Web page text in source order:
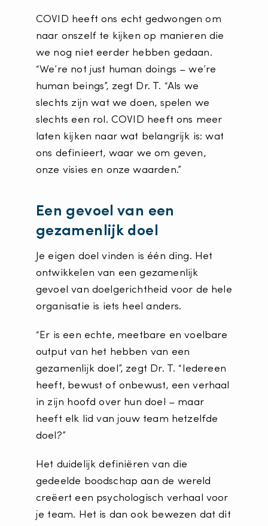
COVID heeft ons echt gedwongen om
naar onszelf te kijken op manieren die
we nog niet eerder hebben gedaan.
“We’re not just human doings – we’re
human beings”, zegt Dr. T. “Als we
slechts zijn wat we doen, spelen we
slechts een rol. COVID heeft ons meer
laten kijken naar wat belangrijk is: wat
ons definieert, waar we om geven,
onze visies en onze waarden.”
Een gevoel van een
gezamenlijk doel
Je eigen doel vinden is één ding. Het
ontwikkelen van een gezamenlijk
gevoel van doelgerichtheid voor de hele
organisatie is iets heel anders.
“Er is een echte, meetbare en voelbare
output van het hebben van een
gezamenlijk doel”, zegt Dr. T. “Iedereen
heeft, bewust of onbewust, een verhaal
in zijn hoofd over hun doel – maar
heeft elk lid van jouw team hetzelfde
doel?”
Het duidelijk definiëren van die
gedeelde boodschap aan de wereld
creëert een psychologisch verhaal voor
je team. Het is dan ook bewezen dat dit